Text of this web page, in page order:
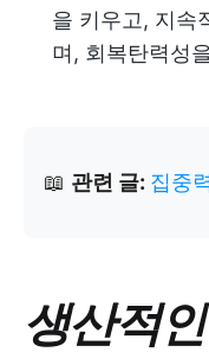
을 키우고, 지속
며, 회복탄력성
📖 관련 글: 집중
생산적